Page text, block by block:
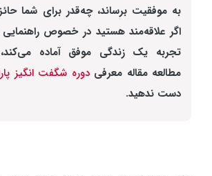
به موفقیت برساند، چه‌قدر برای شما
اگر علاقه‌مند هستید در خصوص راهنمایی
تجربه یک زندگی موفق آماده می‌کند،
مطالعه مقاله معرفی دوره شگفت انگیز
دست ندهید.